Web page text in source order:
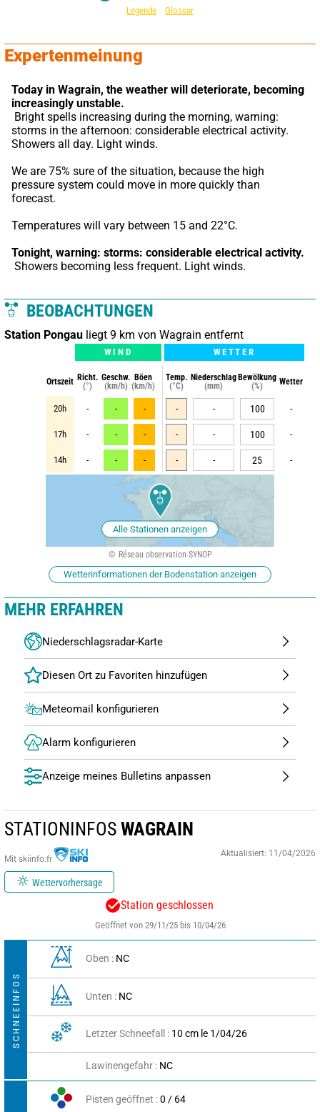
Legende Glossar
Expertenmeinung
Today in Wagrain, the weather will deteriorate, becoming
increasingly unstable.
storms in the afternoon: considerable electrical activity.
Showers all day. Light winds.
We are 75% sure of the situation, because the high
pressure system could move in more quickly than
forecast.
Temperatures will vary between 15 and 22°C.
Tonight, warning: storms: considerable electrical activity.
Showers becoming less frequent. Light winds.
BEOBACHTUNGEN
Station Pongau liegt 9 km von Wagrain entfernt
WIND WETTER
Ortszeit Richt.
(°)
Geschw.
(km/h)
Böen
(km/h)
Temp.
(°C)
Niederschlag
(mm)
Bewölkung
(%)
Wetter
20h - - - - - 100 -
17h - - - - - 100 -
14h - - - - - 25 -
Alle Stationen anzeigen
Réseau observation SYNOP
Wetterinformationen der Bodenstation anzeigen
MEHR ERFAHREN
Niederschlagsradar-Karte
Meteomail konfigurieren
Alarm konfigurieren
Anzeige meines Bulletins anpassen
STATIONINFOS WAGRAIN
Mit skiinfo.fr
Wettervorhersage
Aktualisiert: 11/04/2026
Station geschlossen
Geöffnet von 29/11/25 bis 10/04/26
SCHNEEINFOS
Oben : NC
Unten : NC
Letzter Schneefall : 10 cm le 1/04/26
Lawinengefahr : NC
Pisten geöffnet :0 / 64